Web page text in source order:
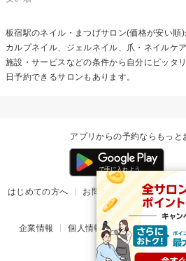
板宿駅のネイル・まつげサロン(価格が安い順
カルプネイル、ジェルネイル、爪・ネイルケ
施設・サービスなどの条件から自分にピッタ
日予約できるサロンもあります。
アプリからの予約ならもっと
はじめての方へ お問い合わせ ヘルプ
掲載ご希望のサロン
企業情報 個人情報保護方針 楽天の
© Rakuten